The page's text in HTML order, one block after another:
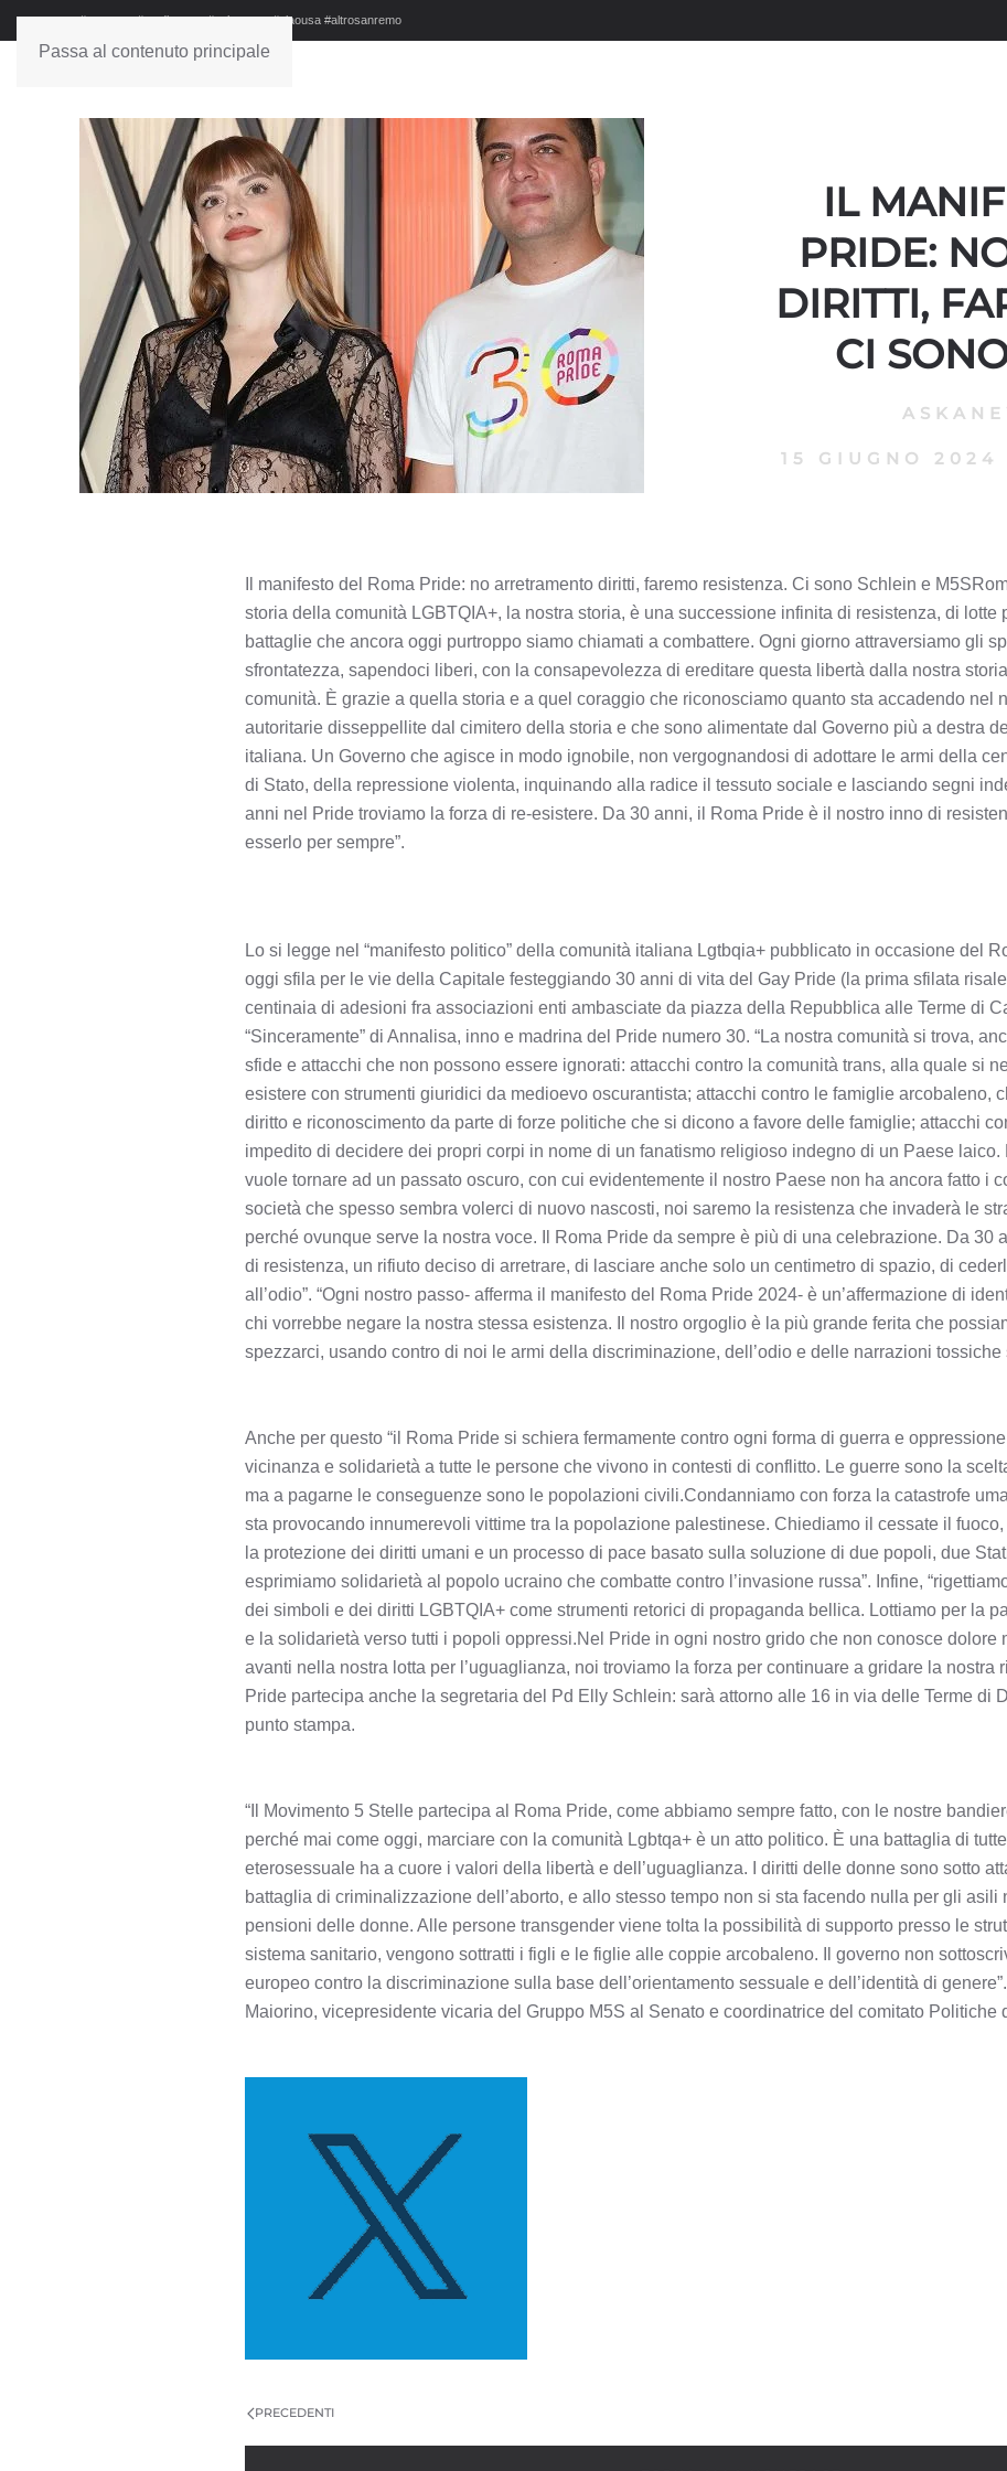
Passa al contenuto principale
#sanremo #studionews #askanews #ciaousa #altrosanremo
IL
PRIDE:
DIRITTI,
CI
15 GIUGNO 2024
Il manifesto del Roma Pride: no arretramento diritti, faremo resistenza. Ci sono Schlein e
storia della comunità LGBTQIA+, la nostra storia, è una successione infinita di resistenza, di lotte
battaglie che ancora oggi purtroppo siamo chiamati a combattere. Ogni giorno attraversiamo gli
sfrontatezza, sapendoci liberi, con la consapevolezza di ereditare questa libertà dalla nostra
comunità. È grazie a quella storia e a quel coraggio che riconosciamo quanto sta accadendo nel
autoritarie disseppellite dal cimitero della storia e che sono alimentate dal Governo più a destra
italiana. Un Governo che agisce in modo ignobile, non vergognandosi di adottare le armi della
di Stato, della repressione violenta, inquinando alla radice il tessuto sociale e lasciando segni
anni nel Pride troviamo la forza di re-esistere. Da 30 anni, il Roma Pride è il nostro inno di
esserlo per sempre”.
Lo si legge nel “manifesto politico” della comunità italiana Lgtbqia+ pubblicato in occasione del
oggi sfila per le vie della Capitale festeggiando 30 anni di vita del Gay Pride (la prima sfilata
centinaia di adesioni fra associazioni enti ambasciate da piazza della Repubblica alle Terme di
“Sinceramente” di Annalisa, inno e madrina del Pride numero 30. “La nostra comunità si trova,
sfide e attacchi che non possono essere ignorati: attacchi contro la comunità trans, alla quale si
esistere con strumenti giuridici da medioevo oscurantista; attacchi contro le famiglie arcobaleno,
diritto e riconoscimento da parte di forze politiche che si dicono a favore delle famiglie; attacchi
impedito di decidere dei propri corpi in nome di un fanatismo religioso indegno di un Paese
vuole tornare ad un passato oscuro, con cui evidentemente il nostro Paese non ha ancora fatto i
società che spesso sembra volerci di nuovo nascosti, noi saremo la resistenza che invaderà le
perché ovunque serve la nostra voce. Il Roma Pride da sempre è più di una celebrazione. Da 30
di resistenza, un rifiuto deciso di arretrare, di lasciare anche solo un centimetro di spazio, di
all’odio”. “Ogni nostro passo- afferma il manifesto del Roma Pride 2024- è un’affermazione di
chi vorrebbe negare la nostra stessa esistenza. Il nostro orgoglio è la più grande ferita che
spezzarci, usando contro di noi le armi della discriminazione, dell’odio e delle narrazioni tossiche
Anche per questo “il Roma Pride si schiera fermamente contro ogni forma di guerra e
vicinanza e solidarietà a tutte le persone che vivono in contesti di conflitto. Le guerre sono la
ma a pagarne le conseguenze sono le popolazioni civili.Condanniamo con forza la catastrofe
sta provocando innumerevoli vittime tra la popolazione palestinese. Chiediamo il cessate il
la protezione dei diritti umani e un processo di pace basato sulla soluzione di due popoli, due
esprimiamo solidarietà al popolo ucraino che combatte contro l’invasione russa”. Infine,
dei simboli e dei diritti LGBTQIA+ come strumenti retorici di propaganda bellica. Lottiamo per la
e la solidarietà verso tutti i popoli oppressi.Nel Pride in ogni nostro grido che non conosce dolore
avanti nella nostra lotta per l’uguaglianza, noi troviamo la forza per continuare a gridare la nostra
Pride partecipa anche la segretaria del Pd Elly Schlein: sarà attorno alle 16 in via delle Terme di
punto stampa.
“Il Movimento 5 Stelle partecipa al Roma Pride, come abbiamo sempre fatto, con le nostre
perché mai come oggi, marciare con la comunità Lgbtqa+ è un atto politico. È una battaglia di
eterosessuale ha a cuore i valori della libertà e dell’uguaglianza. I diritti delle donne sono sotto
battaglia di criminalizzazione dell’aborto, e allo stesso tempo non si sta facendo nulla per gli
pensioni delle donne. Alle persone transgender viene tolta la possibilità di supporto presso le
sistema sanitario, vengono sottratti i figli e le figlie alle coppie arcobaleno. Il governo non
europeo contro la discriminazione sulla base dell’orientamento sessuale e dell’identità di
Maiorino, vicepresidente vicaria del Gruppo M5S al Senato e coordinatrice del comitato Politiche
PRECEDENTI